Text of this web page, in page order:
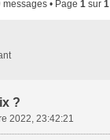
messages • Page 1sur 1
?
2022, 23:42:21